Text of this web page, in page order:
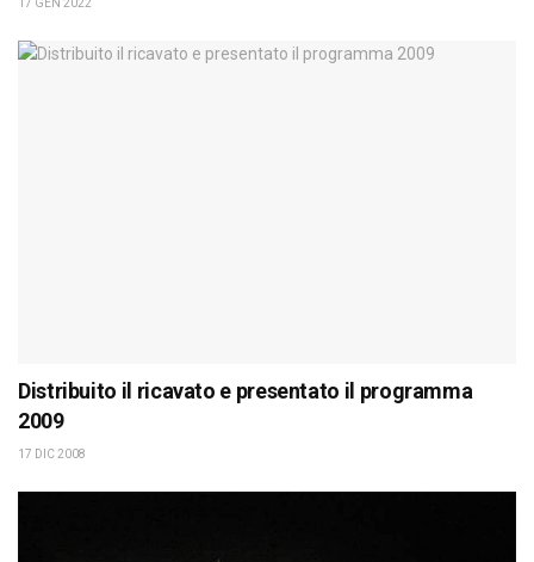
17 GEN 2022
Distribuito il ricavato e presentato il programma
2009
17 DIC 2008